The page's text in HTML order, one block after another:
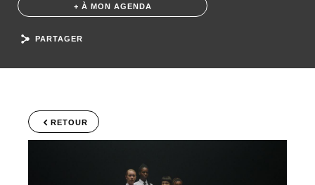
+ À MON AGENDA
PARTAGER
RETOUR